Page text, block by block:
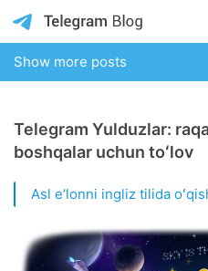
Show more posts
Telegram Yulduzlar:
boshqalar uchun toʻlov
Asl eʼlonni ingliz tilida